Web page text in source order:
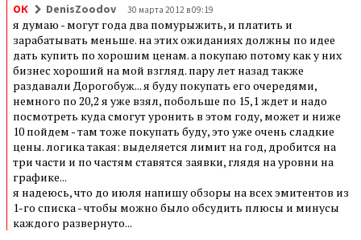
ОК DenisZoodov 30 марта 2012 в 09:19
я думаю - могут года два помурыжить, и платить и
зарабатывать меньше. на этих ожиданиях должны по идее
дать купить по хорошим ценам. а покупаю потому как у них
бизнес хороший на мой взгляд. пару лет назад также
раздавали Дорогобуж... я буду покупать его очередями,
немного по 20,2 я уже взял, побольше по 15,1 ждет и надо
посмотреть куда смогут уронить в этом году, может и ниже
10 пойдем - там тоже покупать буду, это уже очень сладкие
цены. логика такая: выделяется лимит на год, дробится на
три части и по частям ставятся заявки, глядя на уровни на
графике...
я надеюсь, что до июля напишу обзоры на всех эмитентов из
1-го списка - чтобы можно было обсудить плюсы и минусы
каждого развернуто...